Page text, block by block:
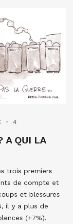
4
A QUI LA
trois premiers
de compte et
et blessures
il y a plus de
(+7%).